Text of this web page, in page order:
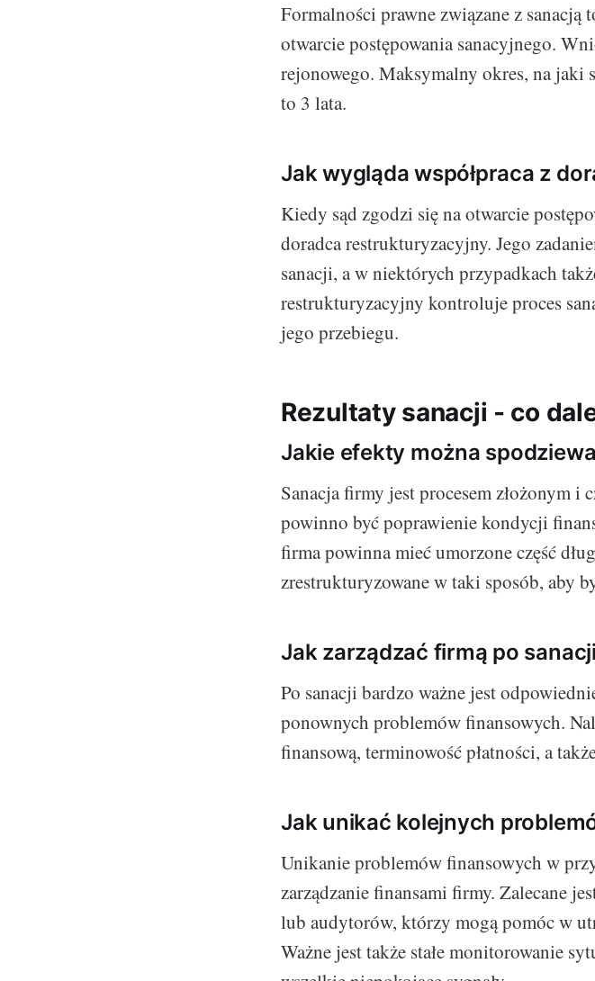
Formalności prawne związane z sanacją
otwarcie postępowania sanacyjnego.
rejonowego. Maksymalny okres, na jaki
to 3 lata.
Jak wygląda współpraca z
Kiedy sąd zgodzi się na otwarcie
doradca restrukturyzacyjny. Jego
sanacji, a w niektórych przypadkach
restrukturyzacyjny kontroluje proces
jego przebiegu.
Rezultaty sanacji - co
Jakie efekty można
Sanacja firmy jest procesem złożonym i
powinno być poprawienie kondycji
firma powinna mieć umorzone część
zrestrukturyzowane w taki sposób, aby
Jak zarządzać firmą po sanacji
Po sanacji bardzo ważne jest
ponownych problemów finansowych.
finansową, terminowość płatności, a
Jak unikać kolejnych
Unikanie problemów finansowych w
zarządzanie finansami firmy. Zalecane
lub audytorów, którzy mogą pomóc w
Ważne jest także stałe monitorowanie